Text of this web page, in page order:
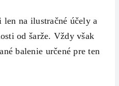
len na ilustračné účely a
od šarže. Vždy však
balenie určené pre tento